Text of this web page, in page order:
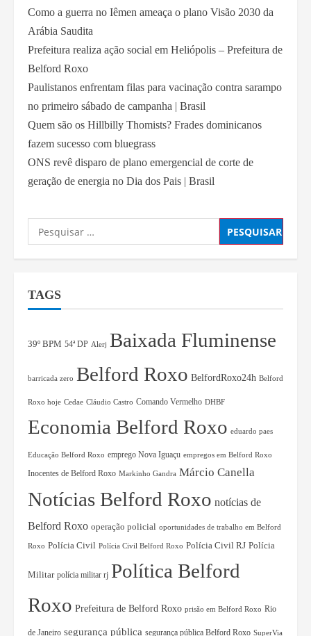
Como a guerra no Iêmen ameaça o plano Visão 2030 da
Arábia Saudita
Prefeitura realiza ação social em Heliópolis – Prefeitura de
Belford Roxo
Paulistanos enfrentam filas para vacinação contra sarampo
no primeiro sábado de campanha | Brasil
Quem são os Hillbilly Thomists? Frades dominicanos
fazem sucesso com bluegrass
ONS revê disparo de plano emergencial de corte de
geração de energia no Dia dos Pais | Brasil
TAGS
39º BPM 54ª DP Alerj Baixada Fluminense
barricada zero Belford Roxo BelfordRoxo24h Belford
Roxo hoje Cedae Cláudio Castro Comando Vermelho DHBF
Economia Belford Roxo eduardo paes
Educação Belford Roxo emprego Nova Iguaçu empregos em Belford Roxo
Inocentes de Belford Roxo Markinho Gandra Márcio Canella
Notícias Belford Roxo notícias de
Belford Roxo operação policial oportunidades de trabalho em Belford
Roxo Polícia Civil Polícia Civil Belford Roxo Polícia Civil RJ Polícia
Militar polícia militar rj Política Belford
Roxo Prefeitura de Belford Roxo prisão em Belford Roxo Rio
de Janeiro segurança pública segurança pública Belford Roxo SuperVia